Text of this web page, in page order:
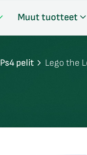
Muut tuotteet
Ps4 pelit Lego the